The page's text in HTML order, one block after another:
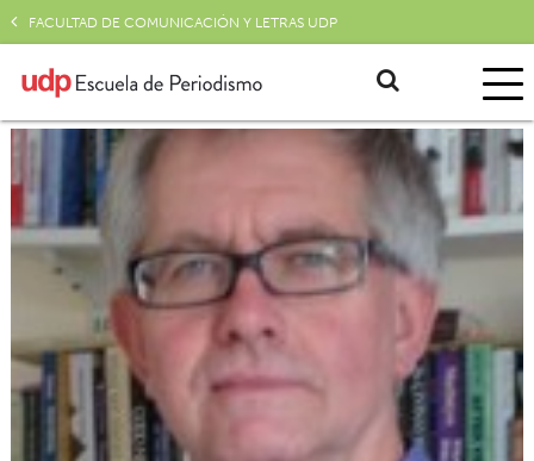
FACULTAD DE COMUNICACIÓN Y LETRAS UDP